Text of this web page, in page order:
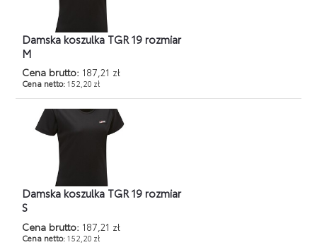
Damska koszulka TGR 19 rozmiar
M
Cena brutto: 187,21 zł
Cena netto:152,20 zł
Damska koszulka TGR 19 rozmiar
S
Cena brutto: 187,21 zł
Cena netto:152,20 zł